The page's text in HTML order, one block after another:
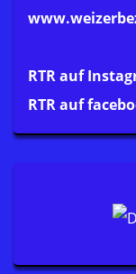
RTR auf
RTR auf